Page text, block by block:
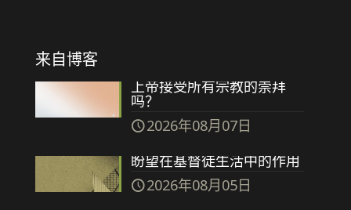
来自博客
上帝接受所有宗教的崇拜
吗？
2026年08月07日
盼望在基督徒生活中的作用
2026年08月05日